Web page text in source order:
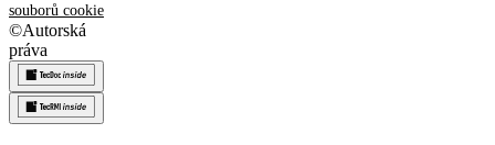
souborů cookie
©Autorská
práva